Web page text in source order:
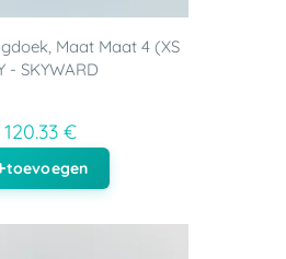
Maat Maat 4 (XS
- SKYWARD
120.33 €
toevoegen